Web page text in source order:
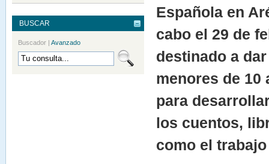
BUSCAR
Buscador | Avanzado
Española en
cabo el 29 de
destinado a
menores de 10
para
los cuentos,
como el